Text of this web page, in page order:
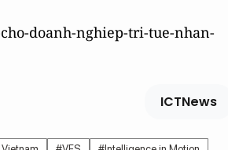
doanh-nghiep-tri-tue-nhan-
ICTNews